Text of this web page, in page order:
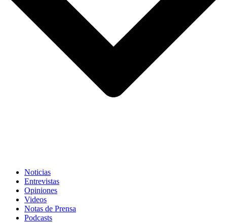
Noticias
Entrevistas
Opiniones
Videos
Notas de Prensa
Podcasts